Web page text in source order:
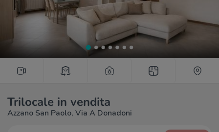
Trilocale in vendita
Azzano San Paolo, Via A Donadoni